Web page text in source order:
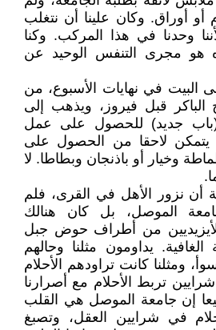
أو أوراق. وكان علينا أن نتغلب
وحدنا في هذا المركب. وكنا
هو مجرى التنفس الوحيد عن
البيت في نهايات الأسبوع، من
قبل فيروز، ويذهب إلى
جديد) للحصول على عمل
يتمكن لاحقا من الحصول على
وخيار أو باذنجان وبطاطا. لا
أن نزور الأهل في القرى، فلم
الموصل، بل كان هنالك
من أطراف حوض جبل
الغافية. يداومون مثلنا وحالهم
ومثلنا كانت تراودهم الأحلام
شرايين تربط الأحلام مع أصرارنا
إن جامعة الموصل هي القلب
في شرايين العقل، وتصبغ